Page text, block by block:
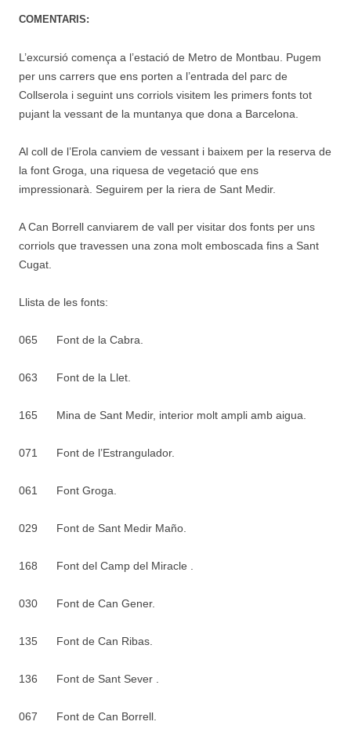
COMENTARIS:
L’excursió comença a l’estació de Metro de Montbau. Pugem
per uns carrers que ens porten a l’entrada del parc de
Collserola i seguint uns corriols visitem les primers fonts tot
pujant la vessant de la muntanya que dona a Barcelona.
Al coll de l’Erola canviem de vessant i baixem per la reserva de
la font Groga, una riquesa de vegetació que ens
impressionarà. Seguirem per la riera de Sant Medir.
A Can Borrell canviarem de vall per visitar dos fonts per uns
corriols que travessen una zona molt emboscada fins a Sant
Cugat.
Llista de les fonts:
065 Font de la Cabra.
063 Font de la Llet.
165 Mina de Sant Medir, interior molt ampli amb aigua.
071 Font de l’Estrangulador.
061 Font Groga.
029 Font de Sant Medir Maño.
168 Font del Camp del Miracle .
030 Font de Can Gener.
135 Font de Can Ribas.
136 Font de Sant Sever .
067 Font de Can Borrell.